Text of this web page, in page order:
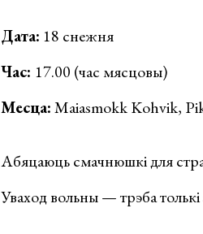
Дата: 18 снежня
Час: 17.00 (час мясцовы)
Месца:Maiasmokk Kohvik,
Абяцаюць смачнюшкі для
Уваход вольны — трэба толькі